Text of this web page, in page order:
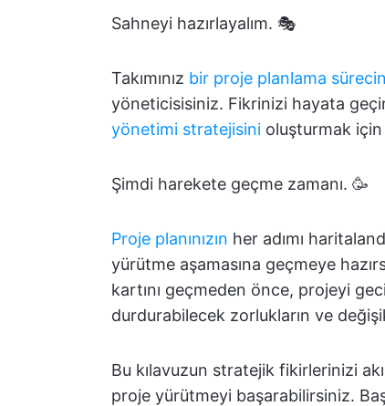
Sahneyi hazırlayalım. 🎭
Takımınız bir proje planlama
yöneticisisiniz. Fikrinizi hayata
yönetimi stratejisini oluşturmak için
Şimdi harekete geçme zamanı. 🥳
Proje planınızın her adımı
yürütme aşamasına geçmeye
kartını geçmeden önce, projeyi
durdurabilecek zorlukların ve
Bu kılavuzun stratejik fikirlerinizi
proje yürütmeyi başarabilirsiniz.